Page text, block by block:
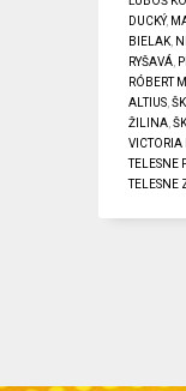
DUCKÝ,
BIELAK,
RYŠAVÁ,
RÓBERT
ALTIUS,
ŽILINA,
VICTORIA
TELESNE
TELESNE